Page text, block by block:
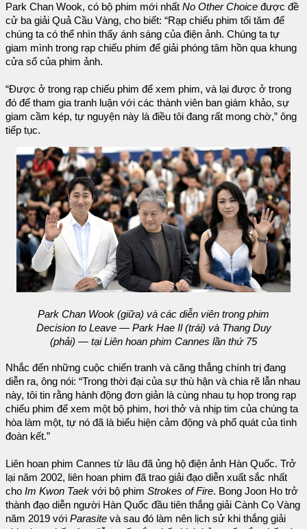
Park Chan Wook, có bộ phim mới nhất No Other Choice được đề
cử ba giải Quả Cầu Vàng, cho biết: “Rạp chiếu phim tối tăm để
chúng ta có thể nhìn thấy ánh sáng của điện ảnh. Chúng ta tự
giam mình trong rạp chiếu phim để giải phóng tâm hồn qua khung
cửa sổ của phim ảnh.
“Được ở trong rạp chiếu phim để xem phim, và lại được ở trong
đó để tham gia tranh luận với các thành viên ban giám khảo, sự
giam cầm kép, tự nguyện này là điều tôi đang rất mong chờ,” ông
tiếp tục.
Park Chan Wook (giữa) và các diễn viên trong phim
Decision to Leave — Park Hae Il (trái) và Thang Duy
(phải) — tại Liên hoan phim Cannes lần thứ 75
Nhắc đến những cuộc chiến tranh và căng thẳng chính trị đang
diễn ra, ông nói: “Trong thời đại của sự thù hận và chia rẽ lẫn nhau
này, tôi tin rằng hành động đơn giản là cùng nhau tụ họp trong rạp
chiếu phim để xem một bộ phim, hơi thở và nhịp tim của chúng ta
hòa làm một, tự nó đã là biểu hiện cảm động và phổ quát của tình
đoàn kết.”
Liên hoan phim Cannes từ lâu đã ủng hộ điện ảnh Hàn Quốc. Trở
lại năm 2002, liên hoan phim đã trao giải đạo diễn xuất sắc nhất
cho Im Kwon Taek với bộ phim Strokes of Fire. Bong Joon Ho trở
thành đạo diễn người Hàn Quốc đầu tiên thắng giải Cành Cọ Vàng
năm 2019 với Parasite và sau đó làm nên lịch sử khi thắng giải